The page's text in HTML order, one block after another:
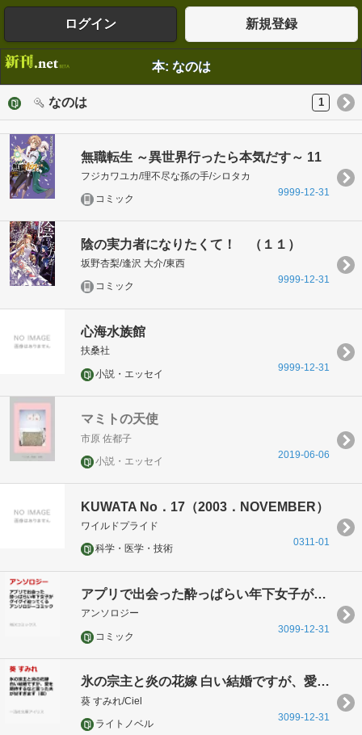
ログイン 新規登録
本: なのは
なのは 1
無職転生 ～異世界行ったら本気だす～ 11
フジカワユカ/理不尽な孫の手/シロタカ
コミック
9999-12-31
陰の実力者になりたくて！ （１１）
坂野杏梨/逢沢 大介/東西
コミック
9999-12-31
心海水族館
扶桑社
小説・エッセイ
9999-12-31
マミトの天使
市原 佐都子
小説・エッセイ
2019-06-06
KUWATA No．17（2003．NOVEMBER）
ワイルドプライド
科学・医学・技術
0311-01
アプリで出会った酔っぱらい年下女子がグイグイ迫ってくるアンソロジーコミック
アンソロジー
コミック
3099-12-31
氷の宗主と炎の花嫁 白い結婚ですが、愛を期待するなと言った夫が甘すぎます
葵 すみれ/Ciel
ライトノベル
3099-12-31